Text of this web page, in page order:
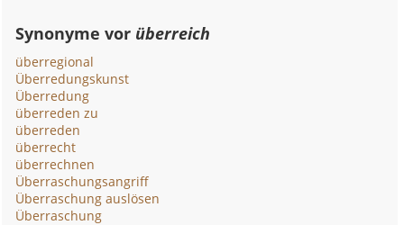
Synonyme vor überreich
überregional
Überredungskunst
Überredung
überreden zu
überreden
überrecht
überrechnen
Überraschungsangriff
Überraschung auslösen
Überraschung